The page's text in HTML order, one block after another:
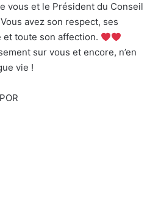
vous et le Président du Conseil
avez son respect, ses
et toute son affection.
sur vous et encore, n’en
vie !